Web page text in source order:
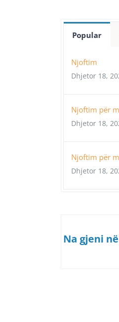
Popular
Njoftim
Dhjetor 18,
Njoftim për
Dhjetor 18,
Njoftim për
Dhjetor 18,
Na gjeni